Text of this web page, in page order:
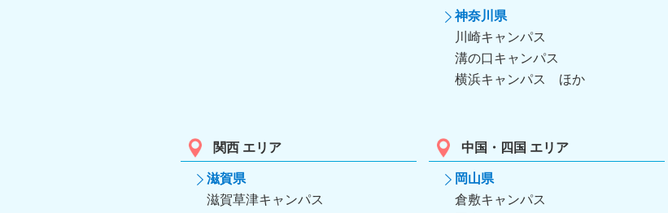
神奈川県
川崎キャンパス
溝の口キャンパス
横浜キャンパス
関西 エリア
滋賀県
滋賀草津キャンパス
中国・四国 エリア
岡山県
倉敷キャンパス